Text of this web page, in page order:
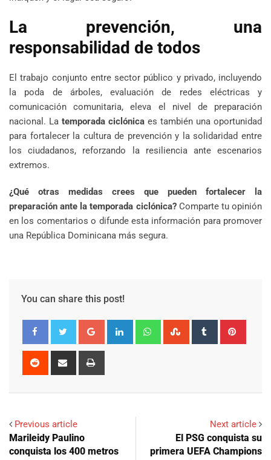
La prevención, una
responsabilidad de todos
El trabajo conjunto entre sector público y privado, incluyendo
la poda de árboles, evaluación de redes eléctricas y
comunicación comunitaria, eleva el nivel de preparación
nacional. La temporada ciclónica es también una oportunidad
para fortalecer la cultura de prevención y la solidaridad entre
los ciudadanos, reforzando la resiliencia ante escenarios
extremos.
¿Qué otras medidas crees que pueden fortalecer la
preparación ante la temporada ciclónica?Comparte tu opinión
en los comentarios o difunde esta información para promover
una República Dominicana más segura.
You can share this post!
Google+ LinkedIn WhatsappStumbleUpon
Tumblr
Reddit
Share
Previous article
Marileidy Paulino
conquista los 400 metros
Next article
El PSG conquista su
primera UEFA Champions